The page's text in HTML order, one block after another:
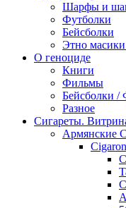
Шарфы и
Футболки
Бейсболки
Этно масики
О геноциде
Книги
Фильмы
Бейсболки /
Разное
Сигареты.
Армянские